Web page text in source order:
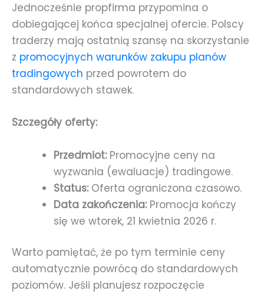
Jednocześnie propfirma przypomina o
dobiegającej końca specjalnej ofercie. Polscy
traderzy mają ostatnią szansę na skorzystanie
z promocyjnych warunków zakupu planów
tradingowych przed powrotem do
standardowych stawek.
Szczegóły oferty:
Przedmiot:Promocyjne ceny na
wyzwania (ewaluacje) tradingowe.
Status:Oferta ograniczona czasowo.
Data zakończenia:Promocja kończy
się we wtorek, 21 kwietnia 2026 r.
Warto pamiętać, że po tym terminie ceny
automatycznie powrócą do standardowych
poziomów. Jeśli planujesz rozpoczęcie